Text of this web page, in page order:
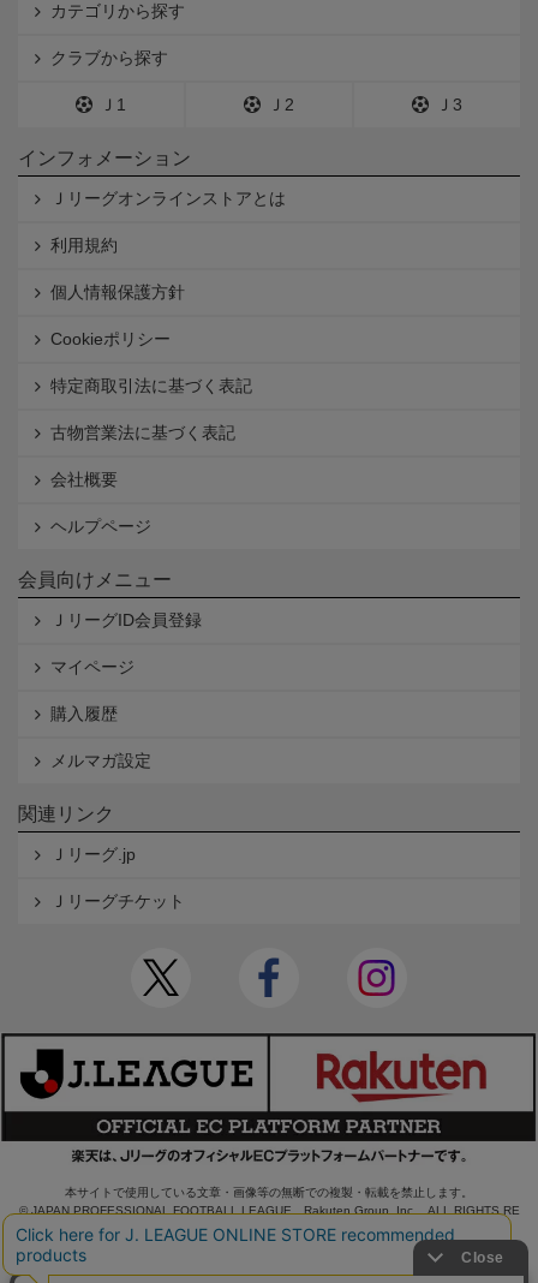
カテゴリから探す
クラブから探す
Ｊ1 Ｊ2 Ｊ3
インフォメーション
Ｊリーグオンラインストアとは
利用規約
個人情報保護方針
Cookieポリシー
特定商取引法に基づく表記
古物営業法に基づく表記
会社概要
ヘルプページ
会員向けメニュー
ＪリーグID会員登録
マイページ
購入履歴
メルマガ設定
関連リンク
Ｊリーグ.jp
Ｊリーグチケット
本サイトで使用している文章・画像等の無断での複製・転載を禁止します。
© JAPAN PROFESSIONAL FOOTBALL LEAGUE Rakuten Group, Inc. ALL RIGHTS RE
SERVED.